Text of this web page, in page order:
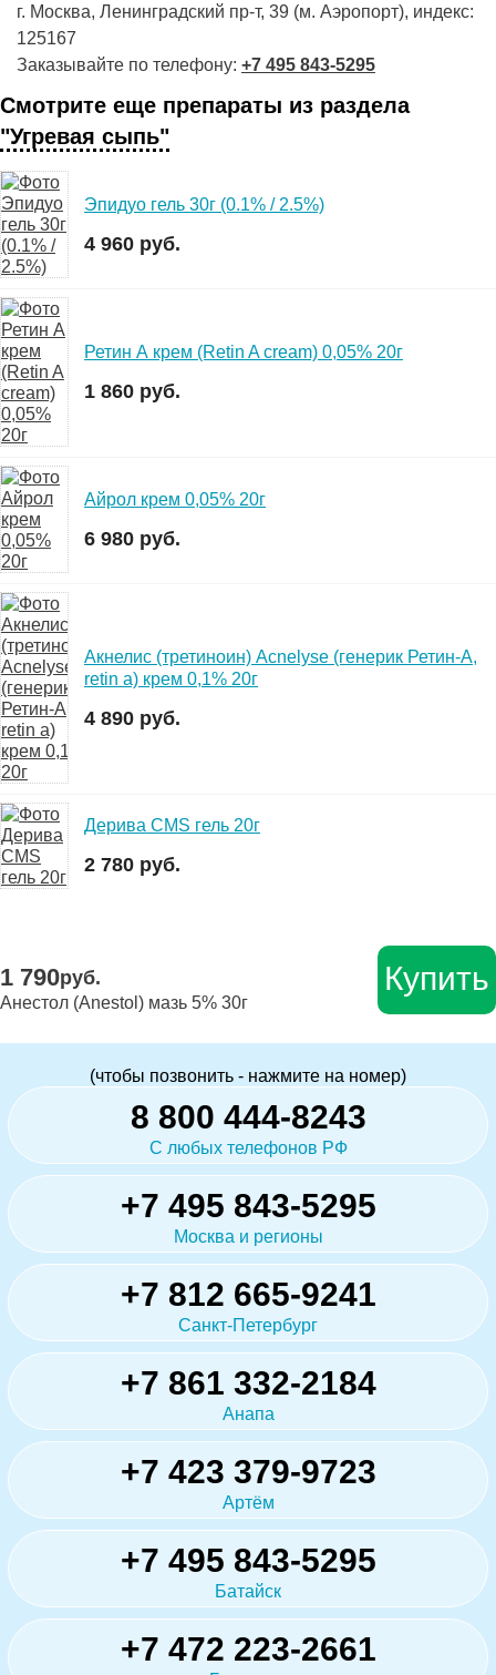
г. Москва, Ленинградский пр-т, 39 (м. Аэропорт), индекс:
125167
Заказывайте по телефону: +7 495 843-5295
Смотрите еще препараты из раздела
"Угревая сыпь"
Эпидуо гель 30г (0.1% / 2.5%)
4 960 руб.
Ретин А крем (Retin A cream) 0,05% 20г
1 860 руб.
Айрол крем 0,05% 20г
6 980 руб.
Акнелис (третиноин) Acnelyse (генерик Ретин-А,
retin a) крем 0,1% 20г
4 890 руб.
Дерива СMS гель 20г
2 780 руб.
1 790руб.
Анестол (Anestol) мазь 5% 30г
Купить
(чтобы позвонить - нажмите на номер)
8 800 444-8243
С любых телефонов РФ
+7 495 843-5295
Москва и регионы
+7 812 665-9241
Санкт-Петербург
+7 861 332-2184
Анапа
+7 423 379-9723
Артём
+7 495 843-5295
Батайск
+7 472 223-2661